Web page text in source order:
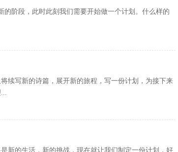
阶段，此时此刻我们需要开始做一个计划。什么样的
续写新的诗篇，展开新的旅程，写一份计划，为接下来
新的生活，新的挑战，现在就让我们制定一份计划，好